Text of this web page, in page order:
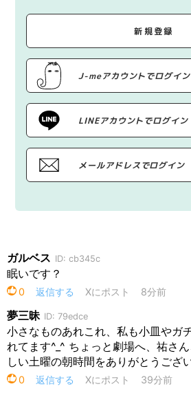
新規登録
J-meアカウントでログイン
LINEアカウントでログイン
メールアドレスでログイン